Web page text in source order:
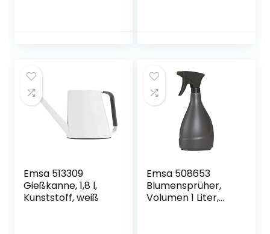
Handhabung,
verpackt (18202-
20)
Emsa 513309
Gießkanne, 1,8 l,
Kunststoff, weiß
Emsa 508653
Blumensprüher,
Volumen 1 Liter,